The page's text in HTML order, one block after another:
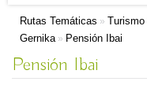
Rutas Temáticas »
Gernika» Pensión Ibai
Pensión Ibai